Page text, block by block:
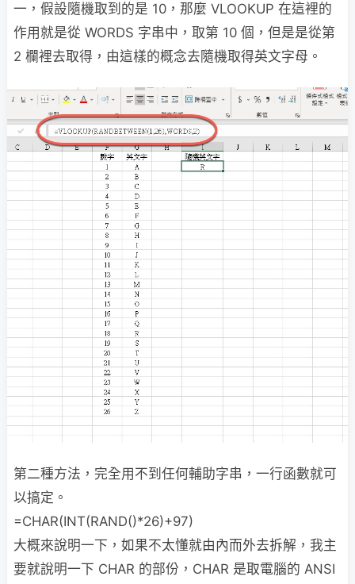
一，假設隨機取到的是 10，那麼 VLOOKUP 在這裡的
作用就是從 WORDS 字串中，取第 10 個，但是是從第
2 欄裡去取得，由這樣的概念去隨機取得英文字母。
第二種方法，完全用不到任何輔助字串，一行函數就可
以搞定。
=CHAR(INT(RAND()*26)+97)
大概來說明一下，如果不太懂就由內而外去拆解，我主
要就說明一下 CHAR 的部份，CHAR 是取電腦的 ANSI